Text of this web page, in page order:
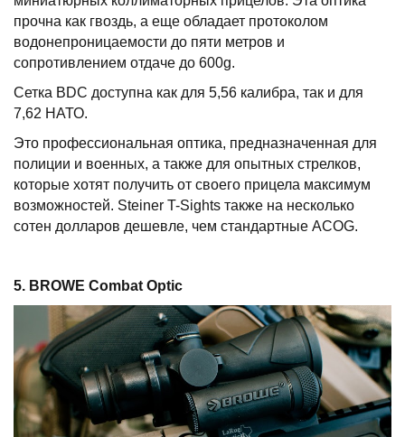
прочна как гвоздь, а еще обладает протоколом
водонепроницаемости до пяти метров и
сопротивлением отдаче до 600g.
Сетка BDC доступна как для 5,56 калибра, так и для
7,62 НАТО.
Это профессиональная оптика, предназначенная для
полиции и военных, а также для опытных стрелков,
которые хотят получить от своего прицела максимум
возможностей. Steiner T-Sights также на несколько
сотен долларов дешевле, чем стандартные ACOG.
5. BROWE Combat Optic